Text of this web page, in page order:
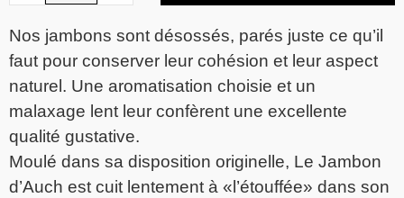
Nos jambons sont désossés, parés juste ce qu’il
faut pour conserver leur cohésion et leur aspect
naturel. Une aromatisation choisie et un
malaxage lent leur confèrent une excellente
qualité gustative.
Moulé dans sa disposition originelle, Le Jambon
d’Auch est cuit lentement à «l’étouffée» dans son